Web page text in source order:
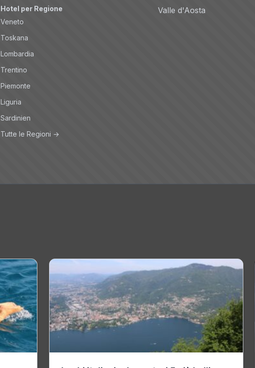
Hotel per Regione
Veneto
Toskana
Lombardia
Trentino
Piemonte
Liguria
Sardinien
Tutte le Regioni →
Valle d'Aosta